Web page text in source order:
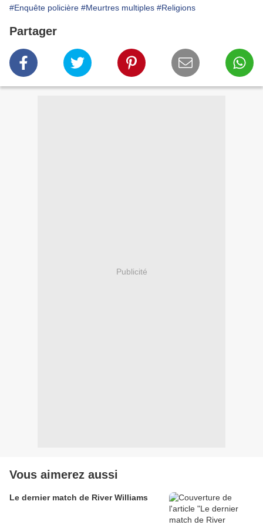
#Enquête policière #Meurtres multiples #Religions
Partager
Publicité
Vous aimerez aussi
Le dernier match de River Williams